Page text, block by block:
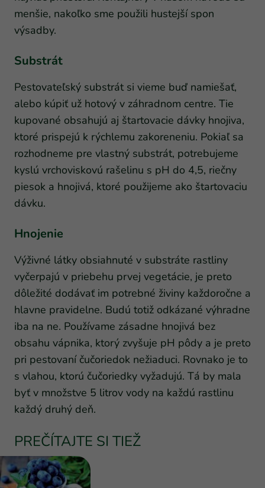
menšie, nakoľko sme použili hustejší spon
výsadby.
Substrát
Pestovateľský substrát si vieme buď namiešať,
alebo kúpiť už hotový v záhradnom centre. Tie
kupované obsahujú aj štartovacie dávky hnojiva,
ktoré prispejú k rýchlemu zakoreneniu. Pokiaľ sa
rozhodneme pre vlastný substrát, potrebujeme
kyslú vrchoviskovú rašelinu s pH do 4,5, riečny
piesok a hnojivá, ktoré použijeme ako štartovaciu
dávku.
Hnojenie
Výživné látky obsiahnuté v substráte rastliny
vyčerpajú v priebehu prvej vegetácie, je preto
dôležité dodávať im potrebné živiny každoročne a
hlavne pravidelne. Budú totiž odkázané výhradne
iba na ne. Používame zásadne hnojivá bez
obsahu vápnika, ktorý zvyšuje pH pôdy a je preto
pri pestovaní čučoriedok nežiaduci. Rovnako je to
s vlahou, ktorú čučoriedky vyžadujú. Tá by mala
byť v množstve 5 litrov vody na každú rastlinu
každý druhý deň.
PREČÍTAJTE SI TIEŽ